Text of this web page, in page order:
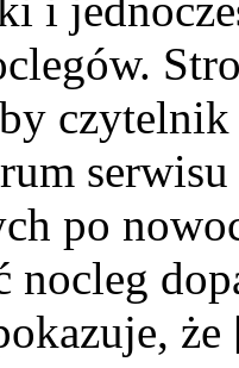
i
czytelnik
po
nocleg